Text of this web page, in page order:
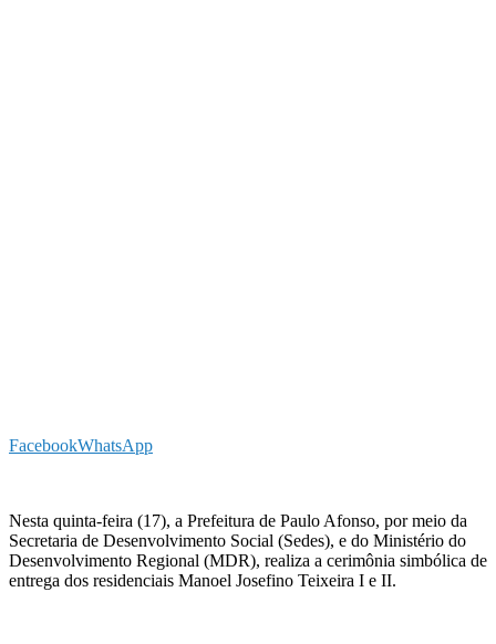
FacebookWhatsApp
Nesta quinta-feira (17), a Prefeitura de Paulo Afonso, por meio da
Secretaria de Desenvolvimento Social (Sedes), e do Ministério do
Desenvolvimento Regional (MDR), realiza a cerimônia simbólica de
entrega dos residenciais Manoel Josefino Teixeira I e II.